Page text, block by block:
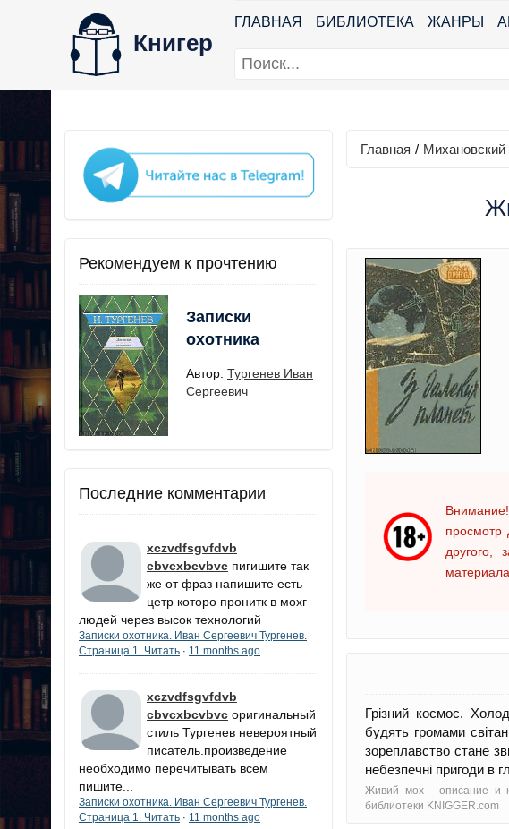
Книгер
ГЛАВНАЯ БИБЛИОТЕКА ЖАНРЫ
Рекомендуем к прочтению
Записки
охотника
Автор: Тургенев Иван
Сергеевич
Последние комментарии
xczvdfsgvfdvb
cbvcxbcvbvc пигишите так
же от фраз напишите есть
цетр которо пронитк в мохг
людей через высок технологий
Записки охотника. Иван Сергеевич Тургенев.
Страница 1. Читать · 11 months ago
xczvdfsgvfdvb
cbvcxbcvbvc оригинальный
стиль Тургенев невероятный
писатель.произведение
необходимо перечитывать всем
пишите...
Записки охотника. Иван Сергеевич Тургенев.
Страница 1. Читать · 11 months ago
Главная /
просмотр
другого,
материала
Грізний космос.
будять громами
зореплавство стане
небезпечні пригоди в
Живий мох - oписание и
библиотеки KNIGGER.com